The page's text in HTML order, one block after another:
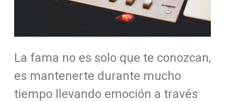
La fama no es solo que te conozcan,
es mantenerte durante mucho
tiempo llevando emoción a través